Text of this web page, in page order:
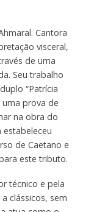
Cantora
visceral,
de uma
Seu trabalho
“Patrícia
prova de
na obra do
de Caetano e
este tributo.
técnico e pela
clássicos, sem